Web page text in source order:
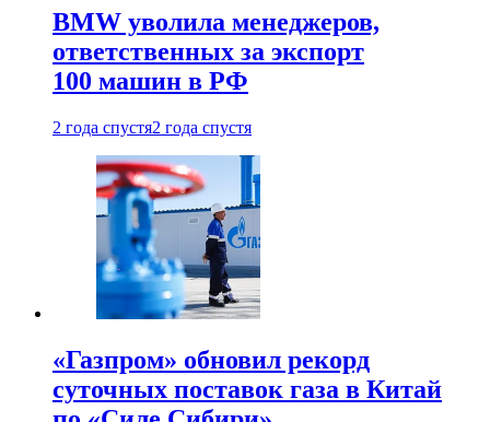
BMW уволила менеджеров,
ответственных за экспорт
100 машин в РФ
2 года спустя2 года спустя
«Газпром» обновил рекорд
суточных поставок газа в Китай